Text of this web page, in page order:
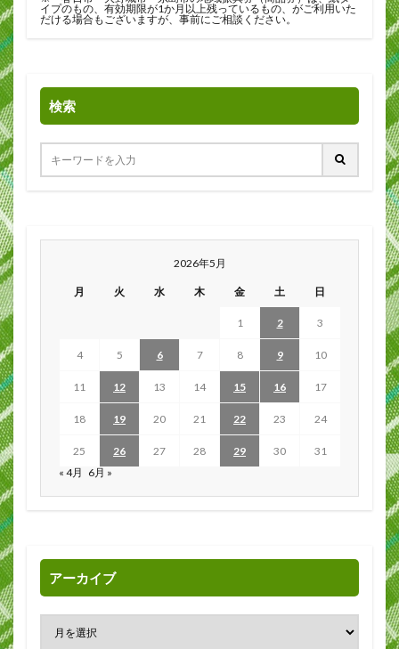
イプのもの、有効期限が1か月以上残っているもの、がご利用いた
だける場合もございますが、事前にご相談ください。
検索
2026年5月
月 火 水 木 金 土 日
1 2 3
4 5 6 7 8 9 10
11 12 13 14 15 16 17
18 19 20 21 22 23 24
25 26 27 28 29 30
31
« 4月 6月 »
アーカイブ